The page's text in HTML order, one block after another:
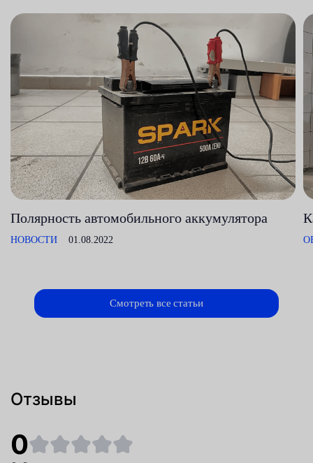
Полярность автомобильного аккумулятора
НОВОСТИ 01.08.2022
Смотреть все статьи
Отзывы
0